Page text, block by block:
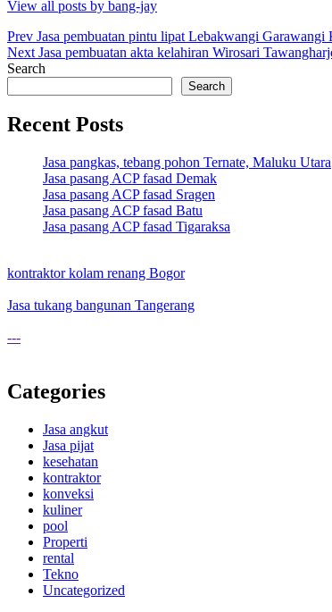
View all posts by bang-jay
Post
navigation
Prev Jasa pembuatan pintu lipat Lebakwangi
Next Jasa pembuatan akta kelahiran Wirosari
Search
Search
Recent Posts
Jasa pangkas, tebang pohon Ternate, Maluku Utara
Jasa pasang ACP fasad Demak
Jasa pasang ACP fasad Sragen
Jasa pasang ACP fasad Batu
Jasa pasang ACP fasad Tigaraksa
kontraktor kolam renang Bogor
Jasa tukang bangunan Tangerang
---
Categories
Jasa angkut
Jasa pijat
kesehatan
kontraktor
konveksi
kuliner
pool
Properti
rental
Tekno
Uncategorized